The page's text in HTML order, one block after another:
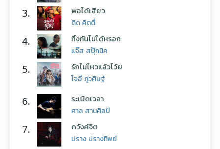
3. พอได้เสียว
ดิด คิตตี้
4. ทิ้งกันไม่ได้หรอก
แจ๊ส สปุ๊กนิค
5. รักไม่ไหวแล้วโว้ย
โจอี้ ภูวศิษฐ์
6. ระเบิดเวลา
ศาล สานศิลป์
7. ภวังค์จิต
ปราง ปรางทิพย์